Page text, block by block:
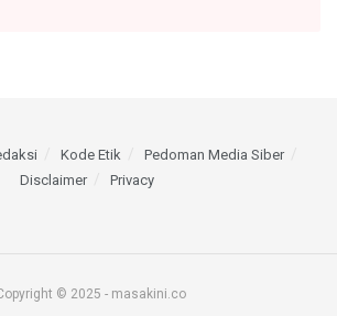
Kode Etik
Pedoman Media Siber
Disclaimer
Privacy
© 2025 - masakini.co